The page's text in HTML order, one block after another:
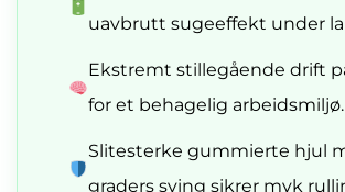
uavbrutt sugeeffekt under
Ekstremt stillegående drift
for et behagelig arbeidsmiljø.
Slitesterke gummierte hjul
graders sving sikrer myk